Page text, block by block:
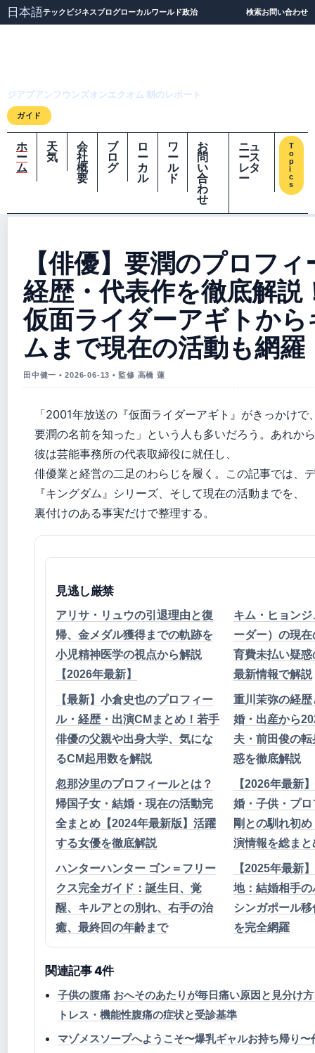
日本語テック ビジネスブログローカルワールド政治 検索お問い合わせ
ジアプアンフウンズオンエクオム 朝のレポート
ガイド
ホ
ー
ム
天
気
会
社
概
要
ブ
ロ
グ
ロ
ー
カ
ル
ワ
ー
ル
ド
お
問
い
合
わ
せ
ニュ
ース
レタ
ー
T
o
p
i
c
s
【俳優】要潤のプロフィ
経歴・代表作を徹底解説
仮面ライダーアギトか
ムまで現在の活動も網羅
田中健一 • 2026-06-13 • 監修 高橋 蓮
「2001年放送の『仮面ライダーアギト』がきっかけで
要潤の名前を知った」という人も多いだろう。あれか
彼は芸能事務所の代表取締役に就任し、
俳優業と経営の二足のわらじを履く。この記事では、
『キングダム』シリーズ、そして現在の活動までを、
裏付けのある事実だけで整理する。
見逃し厳禁
アリサ・リュウの引退理由と復
帰、金メダル獲得までの軌跡を
小児精神医学の視点から解説
【2026年最新】
キム・ヒョン
ーダー）の現
育費未払い疑
最新情報で解説
【最新】小倉史也のプロフィー
ル・経歴・出演CMまとめ！若手
俳優の父親や出身大学、気にな
るCM起用数を解説
重川茉弥の経
婚・出産から
夫・前田俊の
惑を徹底解説
忽那汐里のプロフィールとは？
帰国子女・結婚・現在の活動完
全まとめ【2024年最新版】活躍
する女優を徹底解説
【2026年最新
婚・子供・プ
剛との馴れ初
演情報を総まと
ハンターハンター ゴン＝フリー
クス完全ガイド：誕生日、覚
醒、キルアとの別れ、右手の治
癒、最終回の年齢まで
【2025年最新
地：結婚相手
シンガポール
を完全網羅
関連記事 4件
子供の腹痛 おへそのあたりが毎日痛い原因と見分け
トレス・機能性腹痛の症状と受診基準
マゾメスソープへようこそ〜爆乳ギャルお持ち帰り〜